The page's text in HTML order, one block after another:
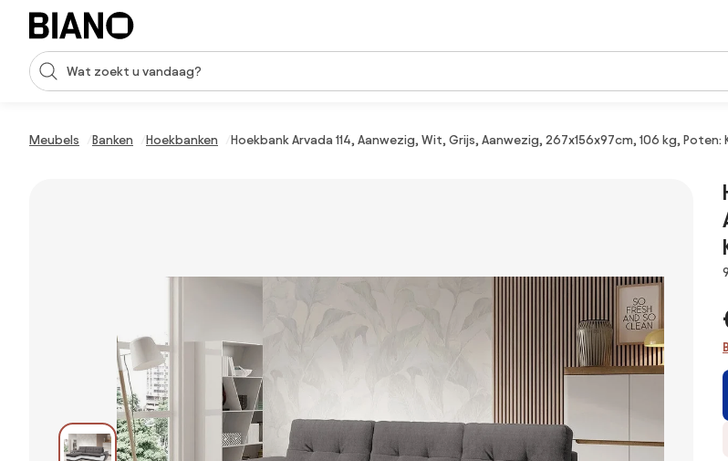
Navigatie overslaan, naar inhoud springen
Zoekopdracht invoeren
Meubels Banken Hoekbanken Hoekbank Arvada 114, Aanwezig, Wit, Grijs, Aanwezig, 267x156x97cm, 106 kg,